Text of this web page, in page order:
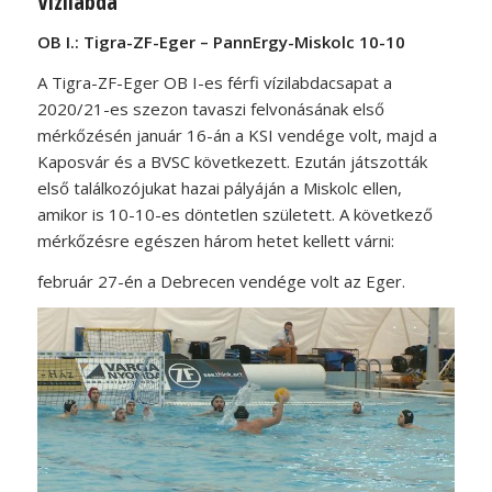
OB I.: Tigra-ZF-Eger – PannErgy-Miskolc 10-10
A Tigra-ZF-Eger OB I-es férfi vízilabdacsapat a
2020/21-es szezon tavaszi felvonásának első
mérkőzésén január 16-án a KSI vendége volt, majd a
Kaposvár és a BVSC következett. Ezután játszották
első találkozójukat hazai pályáján a Miskolc ellen,
amikor is 10-10-es döntetlen született. A következő
mérkőzésre egészen három hetet kellett várni:
február 27-én a Debrecen vendége volt az Eger.